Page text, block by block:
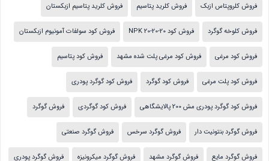
فروش کلروپتاس ازبک فروش کلرید پتاسیم فروش کلرید پتاسیم ازبکستان
فروش کلوخه گوگرد فروش کود NPK 20-20-20 فروش کود سولفات آمونیوم ازبکستان
فروش کود مرغی فروش کود مرغی پلت شده مشهد فروش کود پتاسیم
فروش کود پلت مرغی فروش کود گوگرد فروش کود گوگرد پودری
فروش کود گوگرد پودری مش 200 پالایشگاهی فروش کود گوگردی فروش گوگرد
فروش گوگرد بنتونیت دار فروش گوگرد سرخس فروش گوگرد صنعتی
فروش گوگرد مایع فروش گوگرد مشهد فروش گوگرد میکرونیزه فروش گوگرد پودری